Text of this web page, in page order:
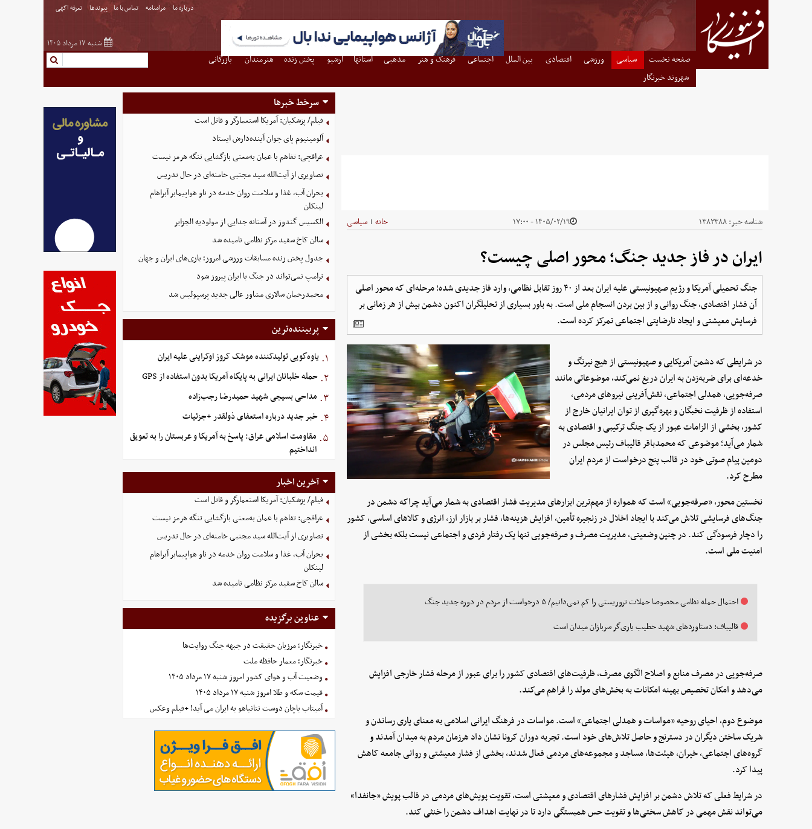
درباره ما مرامنامه تماس با ما پیوندها تعرفه اگهی
شنبه ۱۷ مرداد ۱۴۰۵
صفحه نخست سیاسی ورزشی اقتصادی بین الملل اجتماعی فرهنگ و هنر مذهبی استانها آرشیو پخش زنده هنرمندان
بازرگانی
شهروند خبرنگار
شناسه خبر:۱۳۸۳۳۸۸ ۱۴۰۵/۰۲/۱۹ - ۱۷:۰۰ خانه | سیاسی
ایران در فاز جدید جنگ؛ محور اصلی چیست؟
جنگ تحمیلی آمریکا و رژیم صهیونیستی علیه ایران بعد از ۴۰ روز تقابل نظامی، وارد فاز جدیدی شده؛ مرحله‌ای که محور اصلی
آن فشار اقتصادی، جنگ روانی و از بین بردن انسجام ملی است. به باور بسیاری از تحلیلگران اکنون دشمن بیش از هر زمانی بر
فرسایش معیشتی و ایجاد نارضایتی اجتماعی تمرکز کرده است.
در شرایطی که دشمن آمریکایی و صهیونیستی از هیچ نیرنگ و
خدعه‌ای برای ضربه‌زدن به ایران دریغ نمی‌کند، موضوعاتی مانند
صرفه‌جویی، همدلی اجتماعی، نقش‌آفرینی نیروهای مردمی،
استفاده از ظرفیت نخبگان و بهره‌گیری از توان ایرانیان خارج از
کشور، بخشی از الزامات عبور از یک جنگ ترکیبی و اقتصادی به
شمار می‌آید؛ موضوعی که محمدباقر قالیباف رئیس مجلس در
دومین پیام صوتی خود در قالب پنج درخواست از مردم ایران
مطرح کرد.
نخستین محور، «صرفه‌جویی» است که همواره از مهم‌ترین ابزارهای مدیریت فشار اقتصادی به شمار می‌آید چراکه دشمن در
جنگ‌های فرسایشی تلاش می‌کند با ایجاد اخلال در زنجیره تأمین، افزایش هزینه‌ها، فشار بر بازار ارز، انرژی و کالاهای اساسی، کشور
را دچار فرسودگی کند. در چنین وضعیتی، مدیریت مصرف و صرفه‌جویی تنها یک رفتار فردی و اجتماعی نیست بلکه بخشی از
امنیت ملی است.
احتمال حمله نظامی مخصوصا حملات تروریستی را کم نمی‌دانیم/ ۵ درخواست از مردم در دوره جدید جنگ
قالیباف: دستاوردهای شهید خطیب یاری‌گر سربازان میدان است
صرفه‌جویی در مصرف منابع و اصلاح الگوی مصرف، ظرفیت‌های اقتصادی کشور را برای عبور از مرحله فشار خارجی افزایش
می‌دهد و امکان تخصیص بهینه امکانات به بخش‌های مولد را فراهم می‌کند.
موضوع دوم، احیای روحیه «مواسات و همدلی اجتماعی» است. مواسات در فرهنگ ایرانی اسلامی به معنای یاری رساندن و
شریک ساختن دیگران در دسترنج و حاصل تلاش‌های خود است. تجربه دوران کرونا نشان داد هرزمان مردم به میدان آمدند و
گروه‌های اجتماعی، خیران، هیئت‌ها، مساجد و مجموعه‌های مردمی فعال شدند، بخشی از فشار معیشتی و روانی جامعه کاهش
پیدا کرد.
در شرایط فعلی که تلاش دشمن بر افزایش فشارهای اقتصادی و معیشتی است، تقویت پویش‌های مردمی در قالب پویش «جانفدا»
می‌تواند نقش مهمی در کاهش سختی‌ها و تقویت حس همبستگی دارد تا در نهایت اهداف دشمن را خنثی کند.
سرخط خبرها
فیلم/ پزشکیان: آمریکا استعمارگر و قاتل است
آلومینیوم پای جوان آینده‌دارش ایستاد
عراقچی: تفاهم با عمان به‌معنی بازگشایی تنگه هرمز نیست
تصاویری از آیت‌الله سید مجتبی خامنه‌ای در حال تدریس
بحران آب، غذا و سلامت روان خدمه در ناو هواپیمابر آبراهام
لینکلن
الکسیس گندوز در آستانه جدایی از مولودیه الجزایر
سالن کاخ سفید مرکز نظامی نامیده شد
جدول پخش زنده مسابقات ورزشی امروز؛ بازی‌های ایران و جهان
ترامپ نمی‌تواند در جنگ با ایران پیروز شود
محمدرحمان سالاری مشاور عالی جدید پرسپولیس شد
پربیننده‌ترین
۱. یاوه‌گویی تولیدکننده موشک کروز اوکراینی علیه ایران
۲. حمله خلبانان ایرانی به پایگاه آمریکا بدون استفاده از GPS
۳. مداحی بسیجی شهید حمیدرضا رجب‌زاده
۴. خبر جدید درباره استعفای ذولقدر +جزئیات
۵. مقاومت اسلامی عراق: پاسخ به آمریکا و عربستان را به تعویق
انداختیم
آخرین اخبار
فیلم/ پزشکیان: آمریکا استعمارگر و قاتل است
عراقچی: تفاهم با عمان به‌معنی بازگشایی تنگه هرمز نیست
تصاویری از آیت‌الله سید مجتبی خامنه‌ای در حال تدریس
بحران آب، غذا و سلامت روان خدمه در ناو هواپیمابر آبراهام
لینکلن
سالن کاخ سفید مرکز نظامی نامیده شد
عناوین برگزیده
خبرنگار؛ مرزبان حقیقت در جبهه جنگ روایت‌ها
خبرنگار؛ معمار حافظه ملت
وضعیت آب و هوای کشور امروز شنبه ۱۷ مرداد ۱۴۰۵
قیمت سکه و طلا امروز شنبه ۱۷ مرداد ۱۴۰۵
آمیتاب باچان دوست نتانیاهو به ایران می آید! +فیلم وعکس